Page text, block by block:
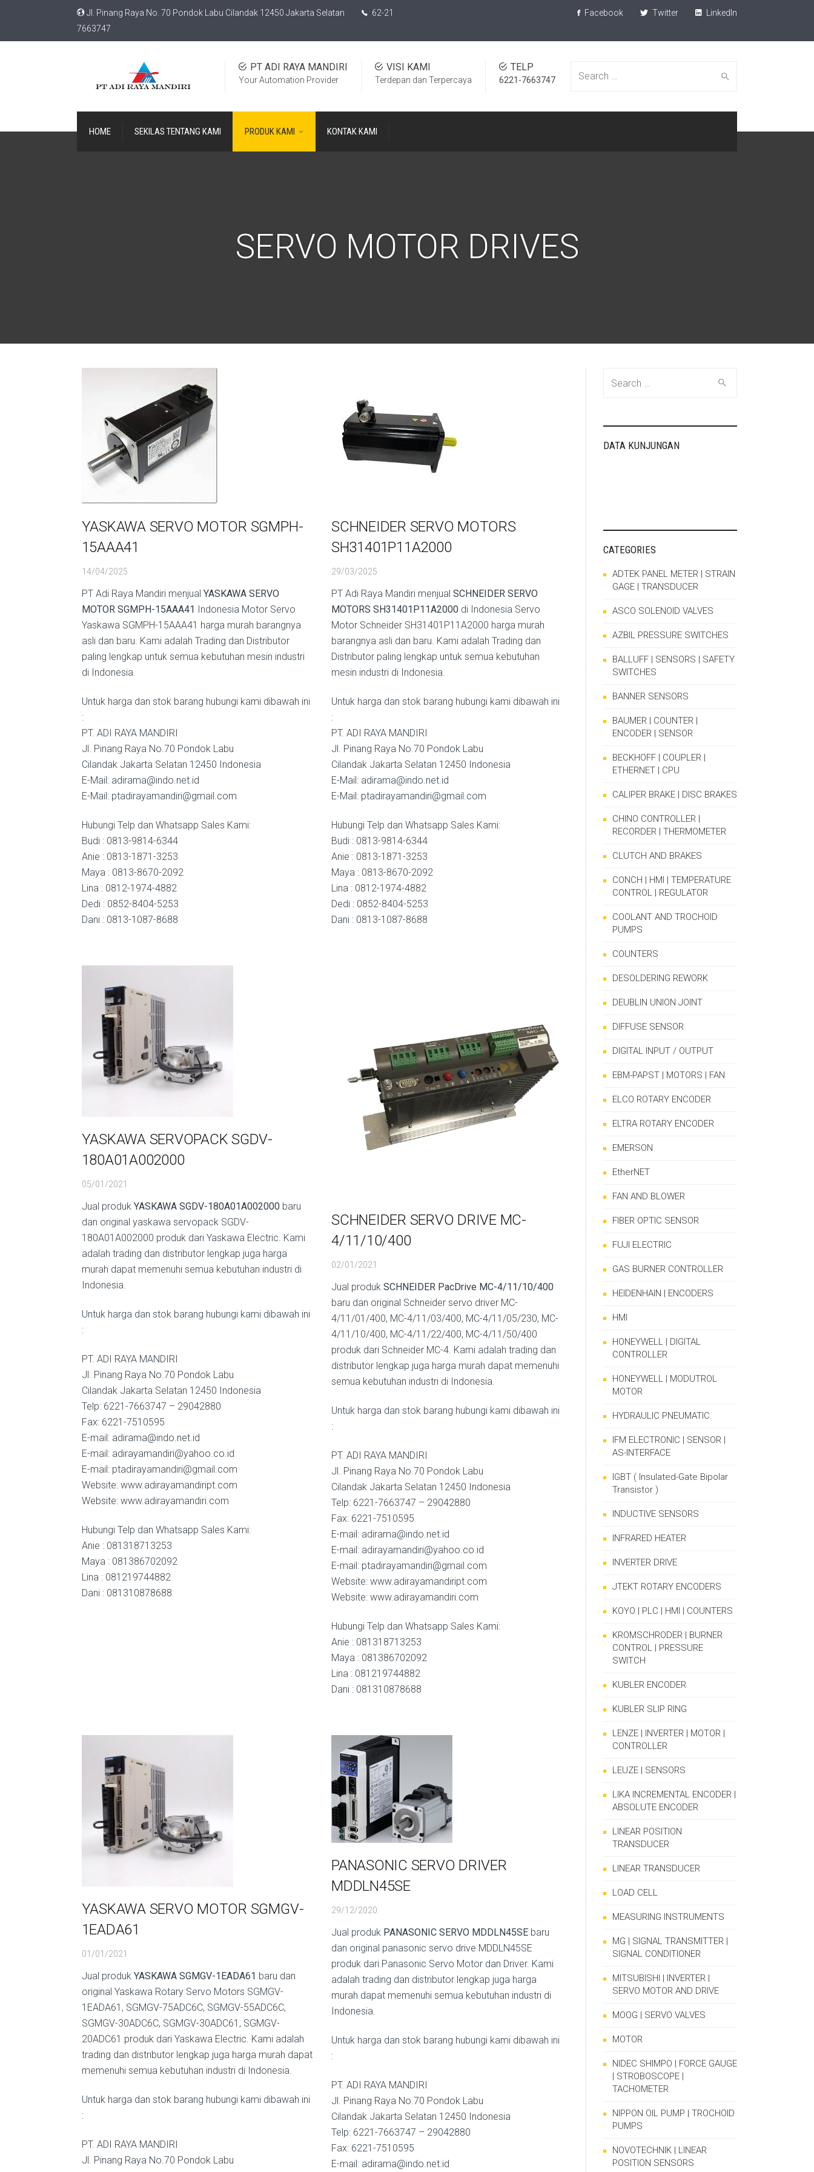
Jl. Pinang Raya No. 70 Pondok Labu Cilandak 12450 Jakarta Selatan
62-21
7663747
Facebook Twitter LinkedIn
Search
TELP
6221-7663747
VISI KAMI
Terdepan dan Terpercaya
PT ADI RAYA MANDIRI
Your Automation Provider
HOME SEKILAS TENTANG KAMI PRODUK KAMI KONTAK KAMI
SERVO MOTOR DRIVES
YASKAWA SERVO MOTOR SGMPH-
15AAA41
14/04/2025
PT Adi Raya Mandiri menjual YASKAWA SERVO
MOTOR SGMPH-15AAA41 Indonesia Motor Servo
Yaskawa SGMPH-15AAA41 harga murah barangnya
asli dan baru. Kami adalah Trading dan Distributor
paling lengkap untuk semua kebutuhan mesin industri
di Indonesia.
Untuk harga dan stok barang hubungi kami dibawah ini
:
PT. ADI RAYA MANDIRI
Jl. Pinang Raya No.70 Pondok Labu
Cilandak Jakarta Selatan 12450 Indonesia
E-Mail: adirama@indo.net.id
E-Mail: ptadirayamandiri@gmail.com
Hubungi Telp dan Whatsapp Sales Kami:
Budi : 0813-9814-6344
Anie : 0813-1871-3253
Maya : 0813-8670-2092
Lina : 0812-1974-4882
Dedi : 0852-8404-5253
Dani : 0813-1087-8688
SCHNEIDER SERVO MOTORS
SH31401P11A2000
29/03/2025
PT Adi Raya Mandiri menjual SCHNEIDER SERVO
MOTORS SH31401P11A2000 di Indonesia Servo
Motor Schneider SH31401P11A2000 harga murah
barangnya asli dan baru. Kami adalah Trading dan
Distributor paling lengkap untuk semua kebutuhan
mesin industri di Indonesia.
Untuk harga dan stok barang hubungi kami dibawah ini
:
PT. ADI RAYA MANDIRI
Jl. Pinang Raya No.70 Pondok Labu
Cilandak Jakarta Selatan 12450 Indonesia
E-Mail: adirama@indo.net.id
E-Mail: ptadirayamandiri@gmail.com
Hubungi Telp dan Whatsapp Sales Kami:
Budi : 0813-9814-6344
Anie : 0813-1871-3253
Maya : 0813-8670-2092
Lina : 0812-1974-4882
Dedi : 0852-8404-5253
Dani : 0813-1087-8688
YASKAWA SERVOPACK SGDV-
180A01A002000
05/01/2021
Jual produk YASKAWA SGDV-180A01A002000baru
dan original yaskawa servopack SGDV-
180A01A002000 produk dari Yaskawa Electric. Kami
adalah trading dan distributor lengkap juga harga
murah dapat memenuhi semua kebutuhan industri di
Indonesia.
Untuk harga dan stok barang hubungi kami dibawah ini
:
PT. ADI RAYA MANDIRI
Jl. Pinang Raya No.70 Pondok Labu
Cilandak Jakarta Selatan 12450 Indonesia
Telp: 6221-7663747 – 29042880
Fax: 6221-7510595
E-mail: adirama@indo.net.id
E-mail: adirayamandiri@yahoo.co.id
E-mail: ptadirayamandiri@gmail.com
Website: www.adirayamandiript.com
Website: www.adirayamandiri.com
Hubungi Telp dan Whatsapp Sales Kami:
Anie : 081318713253
Maya : 081386702092
Lina : 081219744882
Dani : 081310878688
SCHNEIDER SERVO DRIVE MC-
4/11/10/400
02/01/2021
Jual produk SCHNEIDER PacDrive MC-4/11/10/400
baru dan original Schneider servo driver MC-
4/11/01/400, MC-4/11/03/400, MC-4/11/05/230, MC-
4/11/10/400, MC-4/11/22/400, MC-4/11/50/400
produk dari Schneider MC-4. Kami adalah trading dan
distributor lengkap juga harga murah dapat memenuhi
semua kebutuhan industri di Indonesia.
Untuk harga dan stok barang hubungi kami dibawah ini
:
PT. ADI RAYA MANDIRI
Jl. Pinang Raya No.70 Pondok Labu
Cilandak Jakarta Selatan 12450 Indonesia
Telp: 6221-7663747 – 29042880
Fax: 6221-7510595
E-mail: adirama@indo.net.id
E-mail: adirayamandiri@yahoo.co.id
E-mail: ptadirayamandiri@gmail.com
Website: www.adirayamandiript.com
Website: www.adirayamandiri.com
Hubungi Telp dan Whatsapp Sales Kami:
Anie : 081318713253
Maya : 081386702092
Lina : 081219744882
Dani : 081310878688
YASKAWA SERVO MOTOR SGMGV-
1EADA61
01/01/2021
Jual produk YASKAWA SGMGV-1EADA61 baru dan
original Yaskawa Rotary Servo Motors SGMGV-
1EADA61, SGMGV-75ADC6C, SGMGV-55ADC6C,
SGMGV-30ADC6C, SGMGV-30ADC61, SGMGV-
20ADC61 produk dari Yaskawa Electric. Kami adalah
trading dan distributor lengkap juga harga murah dapat
memenuhi semua kebutuhan industri di Indonesia.
Untuk harga dan stok barang hubungi kami dibawah ini
:
PT. ADI RAYA MANDIRI
Jl. Pinang Raya No.70 Pondok Labu
PANASONIC SERVO DRIVER
MDDLN45SE
29/12/2020
Jual produk PANASONIC SERVO MDDLN45SE baru
dan original panasonic servo drive MDDLN45SE
produk dari Panasonic Servo Motor dan Driver. Kami
adalah trading dan distributor lengkap juga harga
murah dapat memenuhi semua kebutuhan industri di
Indonesia.
Untuk harga dan stok barang hubungi kami dibawah ini
:
PT. ADI RAYA MANDIRI
Jl. Pinang Raya No.70 Pondok Labu
Cilandak Jakarta Selatan 12450 Indonesia
Telp: 6221-7663747 – 29042880
Fax: 6221-7510595
E-mail: adirama@indo.net.id
navigation
DATA KUNJUNGAN
CATEGORIES
ADTEK PANEL METER | STRAIN
GAGE | TRANSDUCER
ASCO SOLENOID VALVES
AZBIL PRESSURE SWITCHES
BALLUFF | SENSORS | SAFETY
SWITCHES
BANNER SENSORS
BAUMER | COUNTER |
ENCODER | SENSOR
BECKHOFF | COUPLER |
ETHERNET | CPU
CALIPER BRAKE | DISC BRAKES
CHINO CONTROLLER |
RECORDER | THERMOMETER
CLUTCH AND BRAKES
CONCH | HMI | TEMPERATURE
CONTROL | REGULATOR
COOLANT AND TROCHOID
PUMPS
COUNTERS
DESOLDERING REWORK
DEUBLIN UNION JOINT
DIFFUSE SENSOR
DIGITAL INPUT / OUTPUT
EBM-PAPST | MOTORS | FAN
ELCO ROTARY ENCODER
ELTRA ROTARY ENCODER
EMERSON
EtherNET
FAN AND BLOWER
FIBER OPTIC SENSOR
FUJI ELECTRIC
GAS BURNER CONTROLLER
HEIDENHAIN | ENCODERS
HMI
HONEYWELL | DIGITAL
CONTROLLER
HONEYWELL | MODUTROL
MOTOR
HYDRAULIC PNEUMATIC
IFM ELECTRONIC | SENSOR |
AS-INTERFACE
IGBT ( Insulated-Gate Bipolar
Transistor )
INDUCTIVE SENSORS
INFRARED HEATER
INVERTER DRIVE
JTEKT ROTARY ENCODERS
KOYO | PLC | HMI | COUNTERS
KROMSCHRODER | BURNER
CONTROL | PRESSURE
SWITCH
KUBLER ENCODER
KUBLER SLIP RING
LENZE | INVERTER | MOTOR |
CONTROLLER
LEUZE | SENSORS
LIKA INCREMENTAL ENCODER |
ABSOLUTE ENCODER
LINEAR POSITION
TRANSDUCER
LINEAR TRANSDUCER
LOAD CELL
MEASURING INSTRUMENTS
MG | SIGNAL TRANSMITTER |
SIGNAL CONDITIONER
MITSUBISHI | INVERTER |
SERVO MOTOR AND DRIVE
MOOG | SERVO VALVES
MOTOR
NIDEC SHIMPO | FORCE GAUGE
| STROBOSCOPE |
TACHOMETER
NIPPON OIL PUMP | TROCHOID
PUMPS
NOVOTECHNIK | LINEAR
POSITION SENSORS